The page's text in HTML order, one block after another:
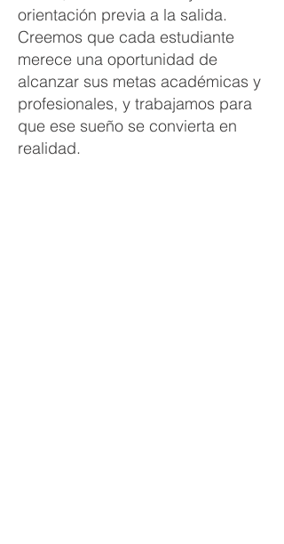
orientación previa a la salida.
Creemos que cada estudiante
merece una oportunidad de
alcanzar sus metas académicas y
profesionales, y trabajamos para
que ese sueño se convierta en
realidad.